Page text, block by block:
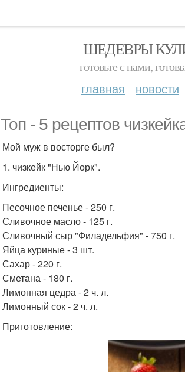
ШЕДЕВРЫ
готовьте с нами,
главная новости
Топ - 5 рецептов
Мой муж в восторге был?
1. чизкейк "Нью Йорк".
Ингредиенты:
Песочное печенье - 250 г.
Сливочное масло - 125 г.
Сливочный сыр "Филадельфия" - 750 г.
Яйца куриные - 3 шт.
Сахар - 220 г.
Сметана - 180 г.
Лимонная цедра - 2 ч. л.
Лимонный сок - 2 ч. л.
Приготовление: